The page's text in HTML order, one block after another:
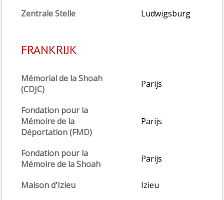
Zentrale Stelle Ludwigsburg
FRANKRIJK
Mémorial de la Shoah
(CDJC)
Parijs
Fondation pour la
Mémoire de la
Déportation (FMD)
Parijs
Fondation pour la
Mémoire de la Shoah
Parijs
Maison d'Izieu
Izieu